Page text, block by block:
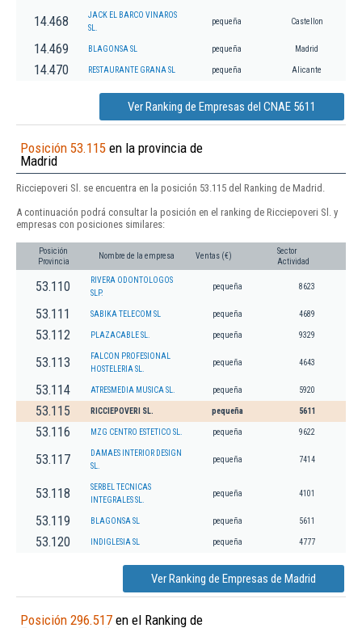
14.468
JACK EL BARCO VINAROS
SL.
pequeña Castellon
14.469 BLAGONSA SL pequeña Madrid
14.470 RESTAURANTE GRANA SL pequeña Alicante
Ver Ranking de Empresas del CNAE 5611
Posición 53.115 en la provincia de
Madrid
Ricciepoveri Sl. se encuentra en la posición 53.115 del Ranking de Madrid.
A continuación podrá consultar la posición en el ranking de Ricciepoveri Sl. y
empresas con posiciones similares:
Posición
Provincia
Nombre de la empresa Ventas (€)
Sector
Actividad
53.110
RIVERA ODONTOLOGOS
SLP.
pequeña 8623
53.111 SABIKA TELECOM SL pequeña 4689
53.112 PLAZACABLE SL. pequeña 9329
53.113
FALCON PROFESIONAL
HOSTELERIA SL.
pequeña 4643
53.114 ATRESMEDIA MUSICA SL. pequeña 5920
53.115 RICCIEPOVERI SL. pequeña 5611
53.116 MZG CENTRO ESTETICO SL. pequeña 9622
53.117
DAMAES INTERIOR DESIGN
SL.
pequeña 7414
53.118
SERBEL TECNICAS
INTEGRALES SL.
pequeña 4101
53.119 BLAGONSA SL pequeña 5611
53.120 INDIGLESIA SL pequeña 4777
Ver Ranking de Empresas de Madrid
Posición 296.517 en el Ranking de